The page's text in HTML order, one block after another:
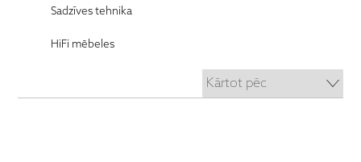
Rega
Ruark Audio
Sadzīves tehnika
HiFi mēbeles